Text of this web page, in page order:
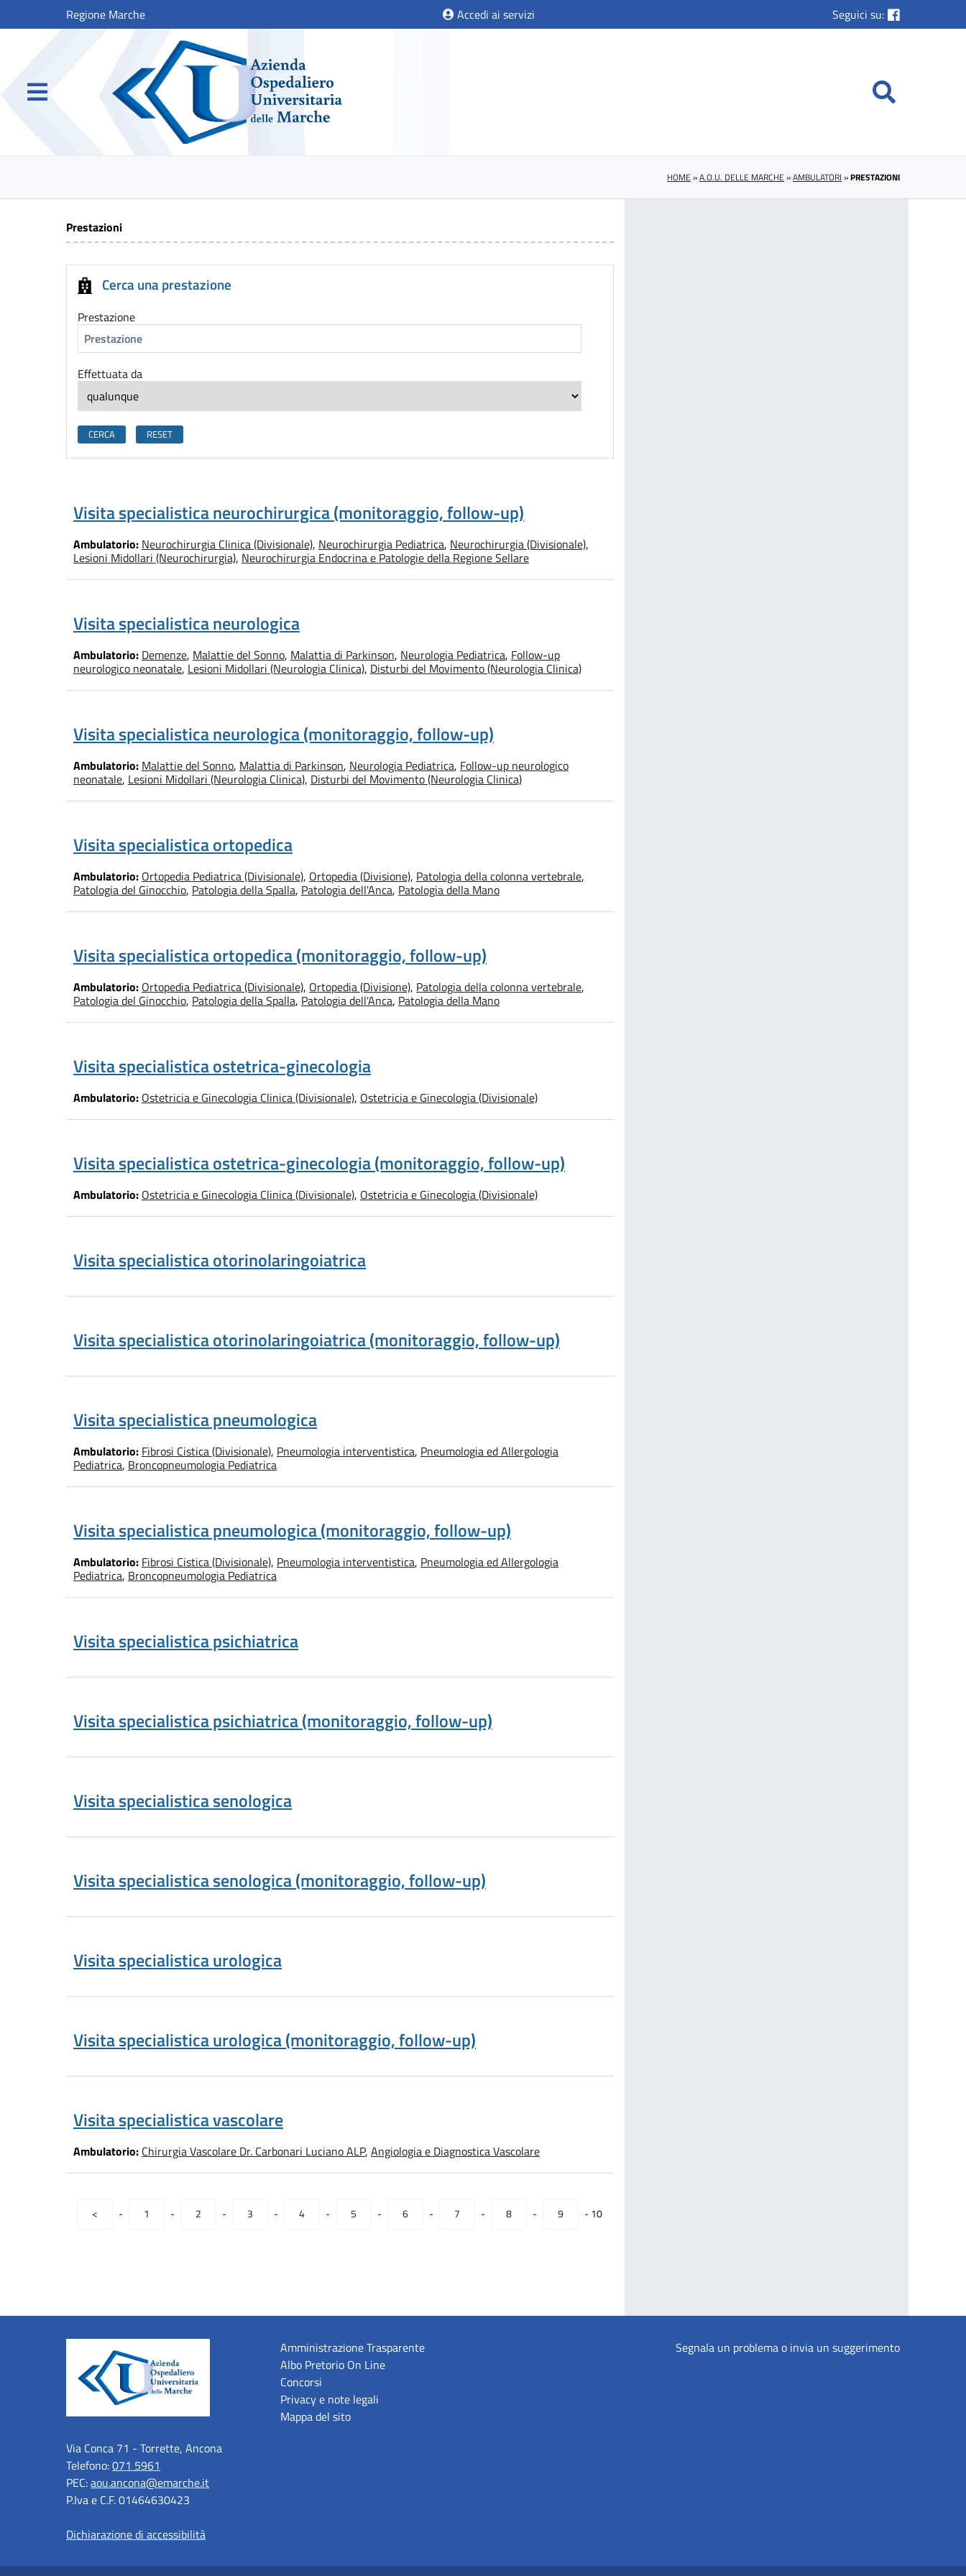
Regione Marche Accedi ai servizi Seguici su:
HOME »A.O.U. DELLE MARCHE »AMBULATORI »PRESTAZIONI
Prestazioni
Cerca una prestazione
Prestazione
Effettuata da
Visita specialistica neurochirurgica (monitoraggio, follow-up)
Ambulatorio: Neurochirurgia Clinica (Divisionale), Neurochirurgia Pediatrica, Neurochirurgia (Divisionale),
Lesioni Midollari (Neurochirurgia), Neurochirurgia Endocrina e Patologie della Regione Sellare
Visita specialistica neurologica
Ambulatorio: Demenze, Malattie del Sonno, Malattia di Parkinson, Neurologia Pediatrica, Follow-up
neurologico neonatale, Lesioni Midollari (Neurologia Clinica), Disturbi del Movimento (Neurologia Clinica)
Visita specialistica neurologica (monitoraggio, follow-up)
Ambulatorio: Malattie del Sonno, Malattia di Parkinson, Neurologia Pediatrica, Follow-up neurologico
neonatale, Lesioni Midollari (Neurologia Clinica), Disturbi del Movimento (Neurologia Clinica)
Visita specialistica ortopedica
Ambulatorio: Ortopedia Pediatrica (Divisionale), Ortopedia (Divisione), Patologia della colonna vertebrale,
Patologia del Ginocchio, Patologia della Spalla, Patologia dell'Anca, Patologia della Mano
Visita specialistica ortopedica (monitoraggio, follow-up)
Ambulatorio: Ortopedia Pediatrica (Divisionale), Ortopedia (Divisione), Patologia della colonna vertebrale,
Patologia del Ginocchio, Patologia della Spalla, Patologia dell'Anca, Patologia della Mano
Visita specialistica ostetrica-ginecologia
Ambulatorio: Ostetricia e Ginecologia Clinica (Divisionale), Ostetricia e Ginecologia (Divisionale)
Visita specialistica ostetrica-ginecologia (monitoraggio, follow-up)
Ambulatorio: Ostetricia e Ginecologia Clinica (Divisionale), Ostetricia e Ginecologia (Divisionale)
Visita specialistica otorinolaringoiatrica
Visita specialistica otorinolaringoiatrica (monitoraggio, follow-up)
Visita specialistica pneumologica
Ambulatorio: Fibrosi Cistica (Divisionale), Pneumologia interventistica, Pneumologia ed Allergologia
Pediatrica, Broncopneumologia Pediatrica
Visita specialistica pneumologica (monitoraggio, follow-up)
Ambulatorio: Fibrosi Cistica (Divisionale), Pneumologia interventistica, Pneumologia ed Allergologia
Pediatrica, Broncopneumologia Pediatrica
Visita specialistica psichiatrica
Visita specialistica psichiatrica (monitoraggio, follow-up)
Visita specialistica senologica
Visita specialistica senologica (monitoraggio, follow-up)
Visita specialistica urologica
Visita specialistica urologica (monitoraggio, follow-up)
Visita specialistica vascolare
Ambulatorio: Chirurgia Vascolare Dr. Carbonari Luciano ALP, Angiologia e Diagnostica Vascolare
< - 1 - 2 - 3 - 4 - 5 - 6 - 7 - 8 - 9 -10
Via Conca 71 - Torrette, Ancona
Telefono:071 5961
PEC:aou.ancona@emarche.it
P.Iva e C.F. 01464630423
Dichiarazione di accessibilità
Amministrazione Trasparente
Albo Pretorio On Line
Concorsi
Privacy e note legali
Mappa del sito
Segnala un problema o invia un suggerimento